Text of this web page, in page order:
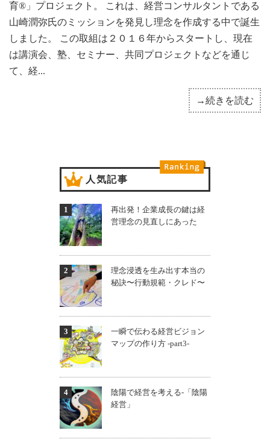
育®」プロジェクト。 これは、経営コンサルタントである
山崎潤弥氏のミッションを発見し理念を作成する中で誕生
しました。 この取組は２０１６年からスタートし、現在
は講演会、塾、セミナー、共同プロジェクトなどを通じ
て、経...
→続きを読む
人気記事
再出発！企業成長の鍵は経
営理念の見直しにあった
理念浸透を生み出す本当の
秘訣〜行動規範・クレド〜
一瞬で伝わる経営ビジョン
マップの作り方 -part3-
陰陽で経営を考える-「陰陽
経営」